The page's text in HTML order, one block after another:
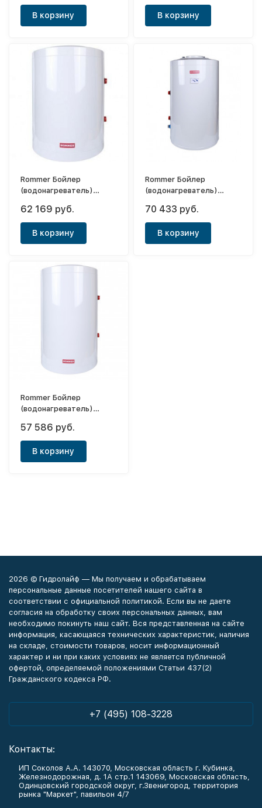
В корзину В корзину
Rommer Бойлер
(водонагреватель)
(напольный)
62 169 руб.
В корзину
Rommer Бойлер
(водонагреватель)
нагрева 190 (напольный)
70 433 руб.
В корзину
Rommer Бойлер
(водонагреватель)
нагрева 150 (настенный)
57 586 руб.
В корзину
2026 © Гидролайф — Мы получаем и обрабатываем
персональные данные посетителей нашего сайта в
соответствии с официальной политикой. Если вы не даете
согласия на обработку своих персональных данных, вам
необходимо покинуть наш сайт. Вся представленная на сайте
информация, касающаяся технических характеристик, наличия
на складе, стоимости товаров, носит информационный
характер и ни при каких условиях не является публичной
офертой, определяемой положениями Статьи 437(2)
Гражданского кодекса РФ.
+7 (495) 108-3228
Контакты:
ИП Соколов А.А. 143070, Московская область г. Кубинка,
Железнодорожная, д. 1А стр.1 143069, Московская область,
Одинцовский городской округ, г.Звенигород, территория
рынка "Маркет", павильон 4/7